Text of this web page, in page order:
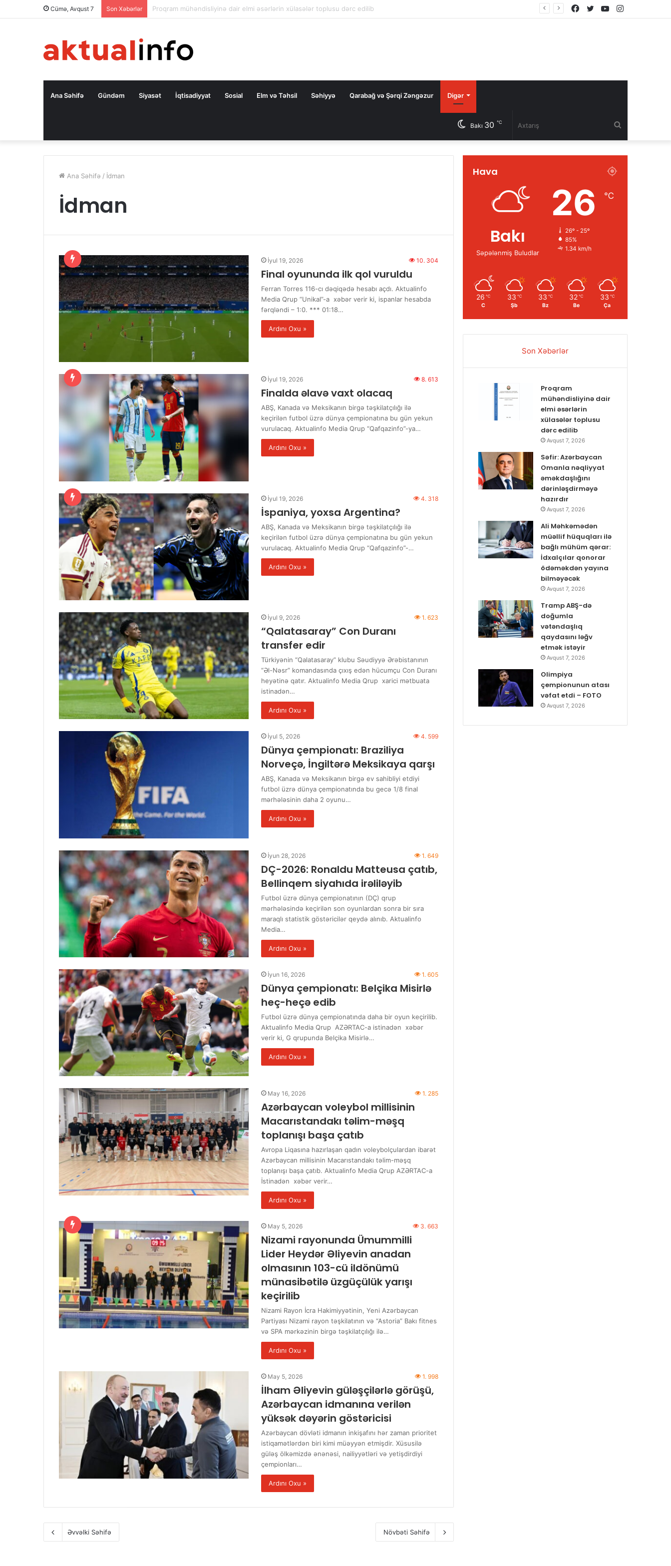
Cümə, Avqust 7 Son Xəbərlər Səfir: Azərbaycan Omanla nəqliyyat əməkdaşlığını dərinləşdirməyə hazırdır YouTube
Twitter
Facebook
Ana Səhifə Gündəm Siyasət İqtisadiyyat Sosial Elm və Təhsil Səhiyyə Qarabağ və Şərqi Zəngəzur Digər
Bakı 30 ℃
Ana Səhifə / İdman
İdman
İyul 19, 2026 10. 304
Final oyununda ilk qol vuruldu
Ferran Torres 116-cı dəqiqədə hesabı açdı. Aktualinfo
Media Qrup “Unikal”-a xəbər verir ki, ispanlar hesabda
fərqləndi – 1:0. *** 01:18…
Ardını Oxu »
İyul 19, 2026 8. 613
Finalda əlavə vaxt olacaq
ABŞ, Kanada və Meksikanın birgə təşkilatçılığı ilə
keçirilən futbol üzrə dünya çempionatına bu gün yekun
vurulacaq. Aktualinfo Media Qrup “Qafqazinfo”-ya…
Ardını Oxu »
İyul 19, 2026 4. 318
İspaniya, yoxsa Argentina?
ABŞ, Kanada və Meksikanın birgə təşkilatçılığı ilə
keçirilən futbol üzrə dünya çempionatına bu gün yekun
vurulacaq. Aktualinfo Media Qrup “Qafqazinfo”-…
Ardını Oxu »
İyul 9, 2026 1. 623
“Qalatasaray” Con Duranı
transfer edir
Türkiyənin “Qalatasaray” klubu Səudiyyə Ərəbistanının
“Əl-Nəsr” komandasında çıxış edən hücumçu Con Duranı
heyətinə qatır. Aktualinfo Media Qrup xarici mətbuata
istinadən…
Ardını Oxu »
İyul 5, 2026 4. 599
Dünya çempionatı: Braziliya
Norveçə, İngiltərə Meksikaya qarşı
ABŞ, Kanada və Meksikanın birgə ev sahibliyi etdiyi
futbol üzrə dünya çempionatında bu gecə 1/8 final
mərhələsinin daha 2 oyunu…
Ardını Oxu »
İyun 28, 2026 1. 649
DÇ-2026: Ronaldu Matteusa çatıb,
Bellinqem siyahıda irəliləyib
Futbol üzrə dünya çempionatının (DÇ) qrup
mərhələsində keçirilən son oyunlardan sonra bir sıra
maraqlı statistik göstəricilər qeydə alınıb. Aktualinfo
Media…
Ardını Oxu »
İyun 16, 2026 1. 605
Dünya çempionatı: Belçika Misirlə
heç-heçə edib
Futbol üzrə dünya çempionatında daha bir oyun keçirilib.
Aktualinfo Media Qrup AZƏRTAC-a istinadən xəbər
verir ki, G qrupunda Belçika Misirlə…
Ardını Oxu »
May 16, 2026 1. 285
Azərbaycan voleybol millisinin
Macarıstandakı təlim-məşq
toplanışı başa çatıb
Avropa Liqasına hazırlaşan qadın voleybolçulardan ibarət
Azərbaycan millisinin Macarıstandakı təlim-məşq
toplanışı başa çatıb. Aktualinfo Media Qrup AZƏRTAC-a
İstinadən xəbər verir…
Ardını Oxu »
May 5, 2026 3. 663
Nizami rayonunda Ümummilli
Lider Heydər Əliyevin anadan
olmasının 103-cü ildönümü
münasibətilə üzgüçülük yarışı
keçirilib
Nizami Rayon İcra Hakimiyyətinin, Yeni Azərbaycan
Partiyası Nizami rayon təşkilatının və “Astoria” Bakı fitnes
və SPA mərkəzinin birgə təşkilatçılığı ilə…
Ardını Oxu »
May 5, 2026 1. 998
İlham Əliyevin güləşçilərlə görüşü,
Azərbaycan idmanına verilən
yüksək dəyərin göstəricisi
Azərbaycan dövləti idmanın inkişafını hər zaman prioritet
istiqamətlərdən biri kimi müəyyən etmişdir. Xüsusilə
güləş ölkəmizdə ənənəsi, nailiyyətləri və yetişdirdiyi
çempionları…
Ardını Oxu »
Əvvəlki Səhifə Növbəti Səhifə
Hava
Bakı
Səpələnmiş Buludlar
26 ℃
26º - 25º
85%
1.34 km/h
26 ℃
C
33 ℃
Şb
33 ℃
Bz
32 ℃
Be
33 ℃
Ça
Son Xəbərlər
Proqram
mühəndisliyinə dair
elmi əsərlərin
xülasələr toplusu
dərc edilib
Avqust 7, 2026
Səfir: Azərbaycan
Omanla nəqliyyat
əməkdaşlığını
dərinləşdirməyə
hazırdır
Avqust 7, 2026
Ali Məhkəmədən
müəllif hüquqları ilə
bağlı mühüm qərar:
İdxalçılar qonorar
ödəməkdən yayına
bilməyəcək
Avqust 7, 2026
Tramp ABŞ-də
doğumla
vətəndaşlıq
qaydasını ləğv
etmək istəyir
Avqust 7, 2026
Olimpiya
çempionunun atası
vəfat etdi – FOTO
Avqust 7, 2026